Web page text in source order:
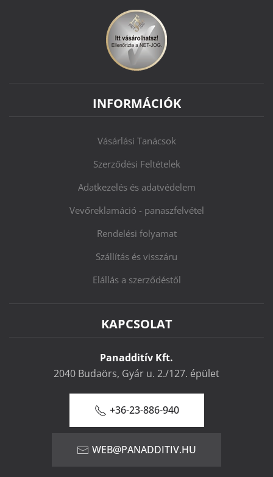
INFORMÁCIÓK
Vásárlási Tanácsok
Szerződési Feltételek
Adatkezelés és adatvédelem
Vevőreklamáció - panaszfelvétel
Rendelési folyamat
Szállítás és visszáru
Elállás a szerződéstől
KAPCSOLAT
Panadditív Kft.
2040 Budaörs, Gyár u. 2./127. épület
+36-23-886-940
WEB@PANADDITIV.HU